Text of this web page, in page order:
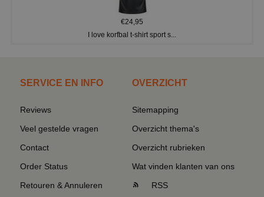
€24,95
I love korfbal t-shirt sport s...
SERVICE EN INFO
Reviews
Veel gestelde vragen
Contact
Order Status
Retouren & Annuleren
OVERZICHT
Sitemapping
Overzicht thema's
Overzicht rubrieken
Wat vinden klanten van ons
RSS